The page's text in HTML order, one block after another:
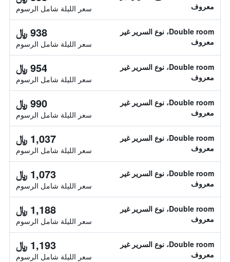
معروف
سعر الليلة شامل الرسوم
Double room، نوع السرير غير
معروف
938 ﷼
سعر الليلة شامل الرسوم
Double room، نوع السرير غير
معروف
954 ﷼
سعر الليلة شامل الرسوم
Double room، نوع السرير غير
معروف
990 ﷼
سعر الليلة شامل الرسوم
Double room، نوع السرير غير
معروف
1,037 ﷼
سعر الليلة شامل الرسوم
Double room، نوع السرير غير
معروف
1,073 ﷼
سعر الليلة شامل الرسوم
Double room، نوع السرير غير
معروف
1,188 ﷼
سعر الليلة شامل الرسوم
Double room، نوع السرير غير
معروف
1,193 ﷼
سعر الليلة شامل الرسوم